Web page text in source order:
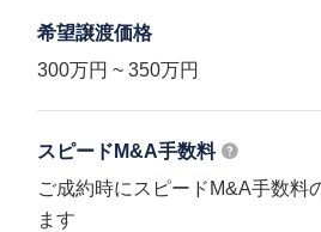
希望譲渡価格
300万円 ~ 350万円
スピードM&A手数料
ご成約時にスピードM&A手数料
ます